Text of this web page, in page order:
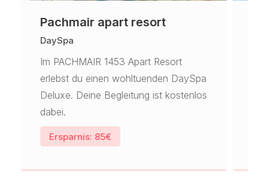
Pachmair apart resort
DaySpa
Im PACHMAIR 1453 Apart Resort
erlebst du einen wohltuenden DaySpa
Deluxe. Deine Begleitung ist kostenlos
dabei.
Ersparnis: 85€